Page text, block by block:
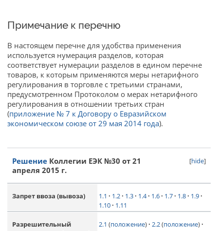
Примечание к перечню
В настоящем перечне для удобства применения
используется нумерация разделов, которая
соответствует нумерации разделов в едином перечне
товаров, к которым применяются меры нетарифного
регулирования в торговле с третьими странами,
предусмотренном Протоколом о мерах нетарифного
регулирования в отношении третьих стран
(приложение № 7 к Договору о Евразийском
экономическом союзе от 29 мая 2014 года).
[hide]
Решение Коллегии ЕЭК №30 от 21
апреля 2015 г.
Запрет ввоза (вывоза) 1.1 1.2 1.3 1.4 1.6 1.7 1.8
1.9
1.10
1.11
Разрешительный
2.1 (положение) 2.2(положение)